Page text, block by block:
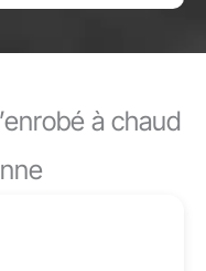
à chaud